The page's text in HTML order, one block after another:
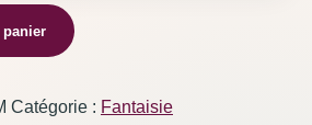
panier
Catégorie : Fantaisie